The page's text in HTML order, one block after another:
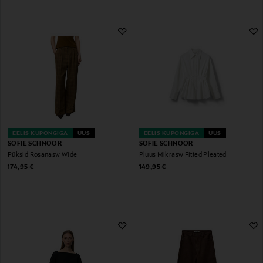
EELIS KUPONGIGA UUS
SOFIE SCHNOOR
Püksid Rosanasw Wide
Original Price
174,95 €
EELIS KUPONGIGA UUS
SOFIE SCHNOOR
Pluus Mikrasw Fitted Pleated
Original Price
149,95 €